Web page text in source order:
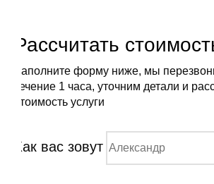
Рассчитать
Заполните форму ниже, мы
течение 1 часа, уточним детали и
стоимость услуги
Как вас зовут